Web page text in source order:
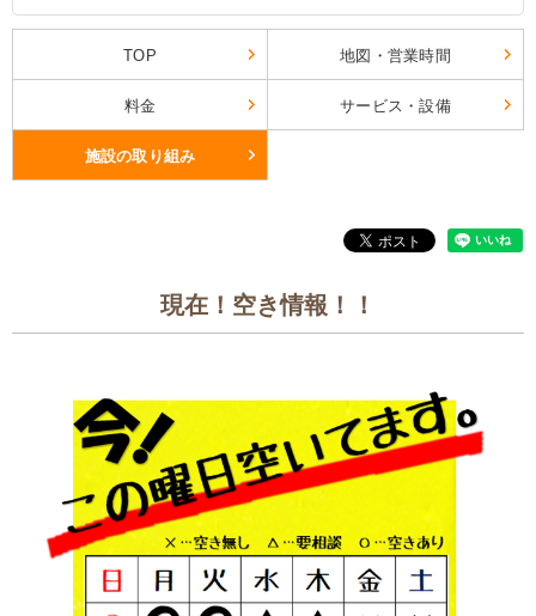
TOP 地図・営業時間
料金 サービス・設備
施設の取り組み
現在！空き情報！！